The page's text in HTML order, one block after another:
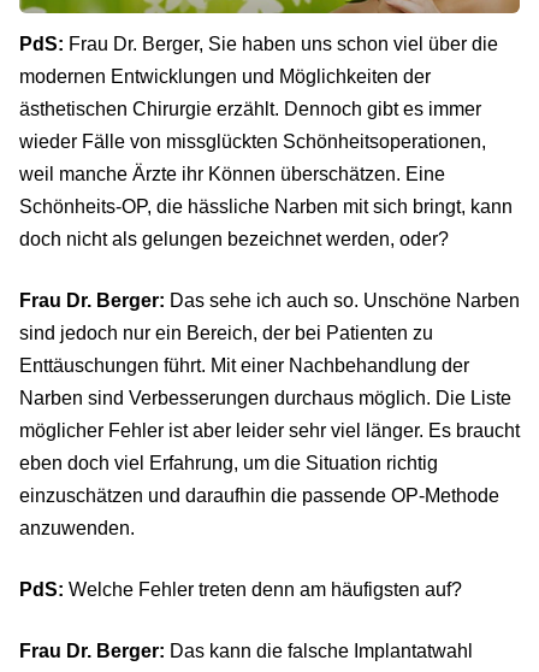
PdS: Frau Dr. Berger, Sie haben uns schon viel über die
modernen Entwicklungen und Möglichkeiten der
ästhetischen Chirurgie erzählt. Dennoch gibt es immer
wieder Fälle von missglückten Schönheitsoperationen,
weil manche Ärzte ihr Können überschätzen. Eine
Schönheits-OP, die hässliche Narben mit sich bringt, kann
doch nicht als gelungen bezeichnet werden, oder?
Frau Dr. Berger: Das sehe ich auch so. Unschöne Narben
sind jedoch nur ein Bereich, der bei Patienten zu
Enttäuschungen führt. Mit einer Nachbehandlung der
Narben sind Verbesserungen durchaus möglich. Die Liste
möglicher Fehler ist aber leider sehr viel länger. Es braucht
eben doch viel Erfahrung, um die Situation richtig
einzuschätzen und daraufhin die passende OP-Methode
anzuwenden.
PdS: Welche Fehler treten denn am häufigsten auf?
Frau Dr. Berger: Das kann die falsche Implantatwahl